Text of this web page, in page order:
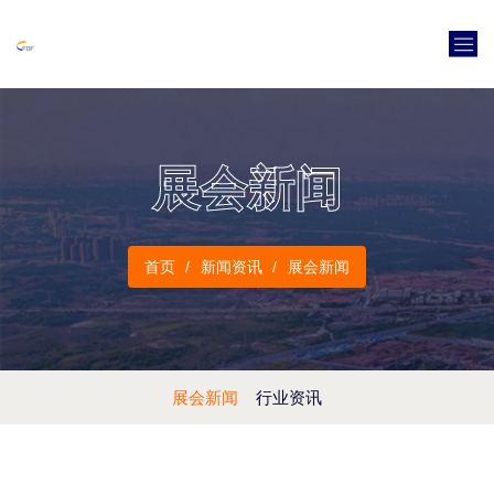
展会新闻
首页 新闻资讯 展会新闻
展会新闻 行业资讯